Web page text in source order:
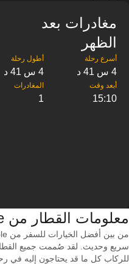
مغادرات بعد
الظهر
4 س 41 د 4 س 41 د
15:10
1
معلومات القطار من ‎Torbole إلى ‎البندقية
سريع وحديث. لقد صُممت جميع
للركاب كل ما قد يحتاجون إليه في